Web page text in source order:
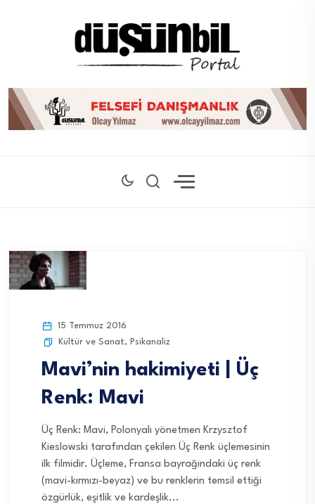
15 Temmuz 2016
Kültür ve Sanat, Psikanaliz
Mavi’nin hakimiyeti | Üç
Renk: Mavi
Üç Renk: Mavi, Polonyalı yönetmen Krzysztof
Kieslowski tarafından çekilen Üç Renk üçlemesinin
ilk filmidir. Üçleme, Fransa bayrağındaki üç renk
(mavi-kırmızı-beyaz) ve bu renklerin temsil ettiği
özgürlük, eşitlik ve kardeşlik...